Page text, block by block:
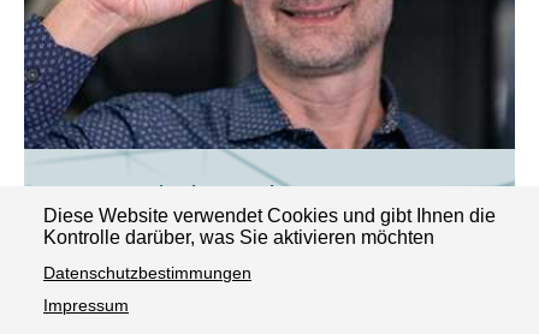
Diese Website verwendet Cookies und gibt Ihnen die
Kontrolle darüber, was Sie aktivieren möchten
Datenschutzbestimmungen
Impressum
EastCyte Bioscience GmbH
Weinbergweg 23
06120 Halle (Saale)